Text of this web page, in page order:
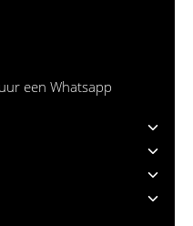
een Whatsapp